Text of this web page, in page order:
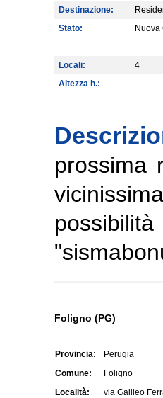
Destinazione:
Stato:
Nuova
Locali: 4
Altezza h.:
prossima
Foligno (PG)
Provincia:
Perugia
Comune:
Foligno
Località:
via Galileo